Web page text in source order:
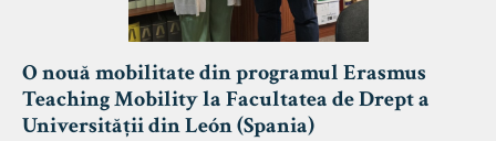
O nouă mobilitate din programul Erasmus
Teaching Mobility la Facultatea de Drept a
Universității din León (Spania)